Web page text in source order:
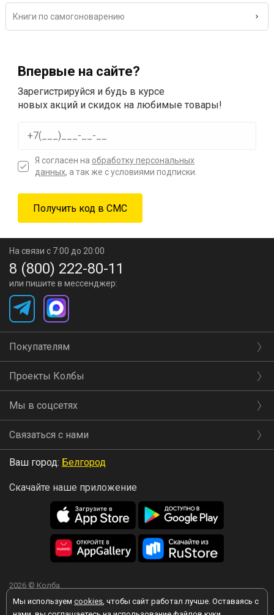
Книги по самогоноварению
Впервые на сайте?
Зарегистрируйся и будь в курсе
новых акций и скидок на любимые товары!
Я согласен на обработку персональных
данных, а так же с условиями подписки.
Мы используем cookies, чтобы сайт работал лучше. Оставаясь с
На связи с 7:00 до 20:00
8 (800) 222-80-11
или пишите в мессенджер:
Покупателям
Проекты Колбы
Мы в соцсетях
Связаться с нами
Ваш город: Белгород
Скачайте наше приложение
2026 © Колба